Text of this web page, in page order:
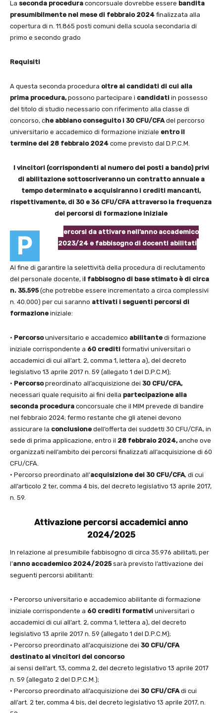
La seconda procedura concorsuale dovrebbe essere bandita
presumibilmente nel mese di febbraio 2024 finalizzata alla
copertura di n. 11.865 posti comuni della scuola secondaria di
primo e secondo grado
Requisiti
A questa seconda procedura oltre ai candidati di cui alla
prima procedura,possono partecipare i candidati in possesso
del titolo di studio necessario con riferimento alla classe di
concorso, che abbiano conseguito i 30 CFU/CFA del percorso
universitario e accademico di formazione iniziale entro il
termine del 28 febbraio 2024 come previsto dal D.P.C.M.
I vincitori (corrispondenti al numero dei posti a bando) privi
di abilitazione sottoscriveranno un contratto annuale a
tempo determinato e acquisiranno i crediti mancanti,
rispettivamente, di 30 e 36 CFU/CFA attraverso la frequenza
dei percorsi di formazione iniziale
P
ercorsi da attivare nell’anno accademico
2023/24 e fabbisogno di docenti abilitati
Al fine di garantire la selettività della procedura di reclutamento
del personale docente, il fabbisogno di base stimato è di circa
n. 35.595(che potrebbe essere incrementato a circa complessivi
n. 40.000) per cui saranno attivati i seguenti percorsi di
formazione iniziale:
• Percorsouniversitario e accademico abilitante di formazione
iniziale corrispondente a 60 crediti formativi universitari o
accademici di cui all’art. 2, comma 1, lettera a), del decreto
legislativo 13 aprile 2017 n. 59 (allegato 1 del D.P.C.M);
• Percorsopreordinato all’acquisizione dei 30 CFU/CFA,
necessari quale requisito ai fini della partecipazione alla
seconda procedura concorsuale che il MIM prevede di bandire
nel febbraio 2024; fermo restante che gli atenei devono
assicurare la conclusione dell’offerta dei suddetti 30 CFU/CFA, in
sede di prima applicazione, entro il 28 febbraio 2024,anche ove
organizzati nell’ambito dei percorsi finalizzati all’acquisizione di 60
CFU/CFA.
• Percorso preordinato all’acquisizione dei 30 CFU/CFA, di cui
all’articolo 2 ter, comma 4 bis, del decreto legislativo 13 aprile 2017,
n. 59.
Attivazione percorsi accademici anno
2024/2025
In relazione al presumibile fabbisogno di circa 35.976 abilitati, per
l’anno accademico 2024/2025sarà previsto l’attivazione dei
seguenti percorsi abilitanti:
• Percorso universitario e accademico abilitante di formazione
iniziale corrispondente a 60 crediti formativi universitari o
accademici di cui all’art. 2, comma 1, lettera a), del decreto
legislativo 13 aprile 2017 n. 59 (allegato 1 del D.P.C.M);
• Percorso preordinato all’acquisizione dei 30 CFU/CFA
destinato ai vincitori del concorso
ai sensi dell’art. 13, comma 2, del decreto legislativo 13 aprile 2017
n. 59 (allegato 2 del D.P.C.M.);
• Percorso preordinato all’acquisizione dei 30 CFU/CFA di cui
all’art. 2 ter, comma 4 bis, del decreto legislativo 13 aprile 2017, n.